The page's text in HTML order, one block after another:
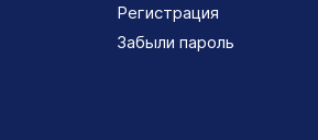
Регистрация
Забыли пароль